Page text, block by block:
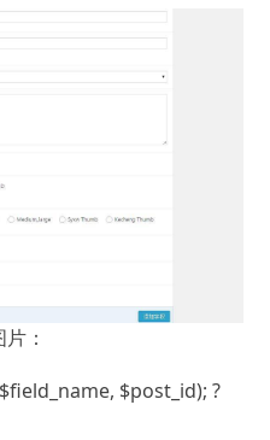
：
$field_name, $post_id); ?